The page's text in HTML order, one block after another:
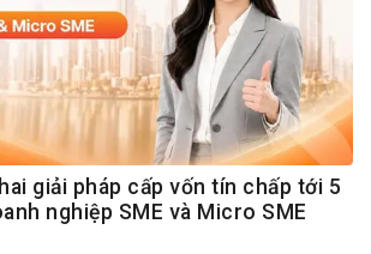
giải pháp cấp vốn tín chấp tới 5
nghiệp SME và Micro SME